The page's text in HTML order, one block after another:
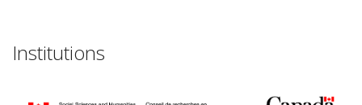
Institutions